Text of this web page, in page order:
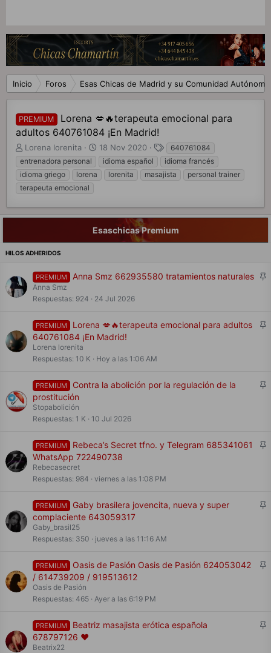
Inicio Foros Esas Chicas de Madrid y su Comunidad Autónoma
PREMIUM
Lorena 💋🔥terapeuta emocional para
adultos 640761084 ¡En Madrid!
A
u
t
o
r
e
m
a
Lorena lorenita
F
e
c
h
e
n
i
o
18 Nov 2020
t
i
q
t
s
640761084
entrenadora personal
idioma español
idioma francés
idioma griego
lorena lorenita masajista
personal trainer
terapeuta emocional
Esaschicas Premium
F
d
PREMIUM Anna Smz 662935580 tratamientos naturales
Anna Smz
Respuestas 924 24 Jul 2026
F
o
PREMIUM
Lorena 💋🔥terapeuta emocional para adultos
640761084 ¡En Madrid!
Lorena lorenita
Respuestas 10 K Hoy a las 1:06 AM
F
o
PREMIUM
Contra la abolición por la regulación de la
prostitución
Stopabolición
Respuestas 1 K 10 Jul 2026
F
o
PREMIUM
Rebeca’s Secret tfno. y Telegram 685341061
WhatsApp 722490738
Rebecasecret
Respuestas 984 viernes a las 1:08 PM
F
o
PREMIUM
Gaby brasilera jovencita, nueva y super
complaciente 643059317
Gaby_brasil25
Respuestas 350 jueves a las 11:16 AM
F
o
PREMIUM
Oasis de Pasión Oasis de Pasión 624053042
/ 614739209 / 919513612
Oasis de Pasión
Respuestas 465 Ayer a las 6:19 PM
F
PREMIUM
Beatriz masajista erótica española
678797126 ❤️
Beatrix22